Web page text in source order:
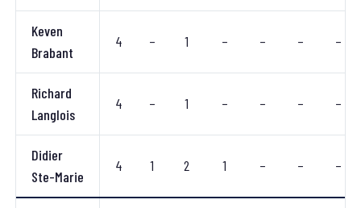
Keven
Brabant
4 – 1 – – – –
Richard
Langlois
4 – 1 – – – –
Didier
Ste-Marie
4 1 2 1 – – –